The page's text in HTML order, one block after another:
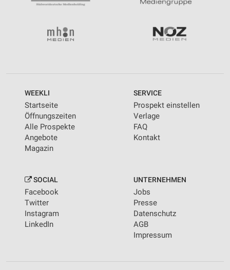
WEEKLI
Startseite
Öffnungszeiten
Alle Prospekte
Angebote
Magazin
SERVICE
Prospekt einstellen
Verlage
FAQ
Kontakt
SOCIAL
Facebook
Twitter
Instagram
LinkedIn
UNTERNEHMEN
Jobs
Presse
Datenschutz
AGB
Impressum